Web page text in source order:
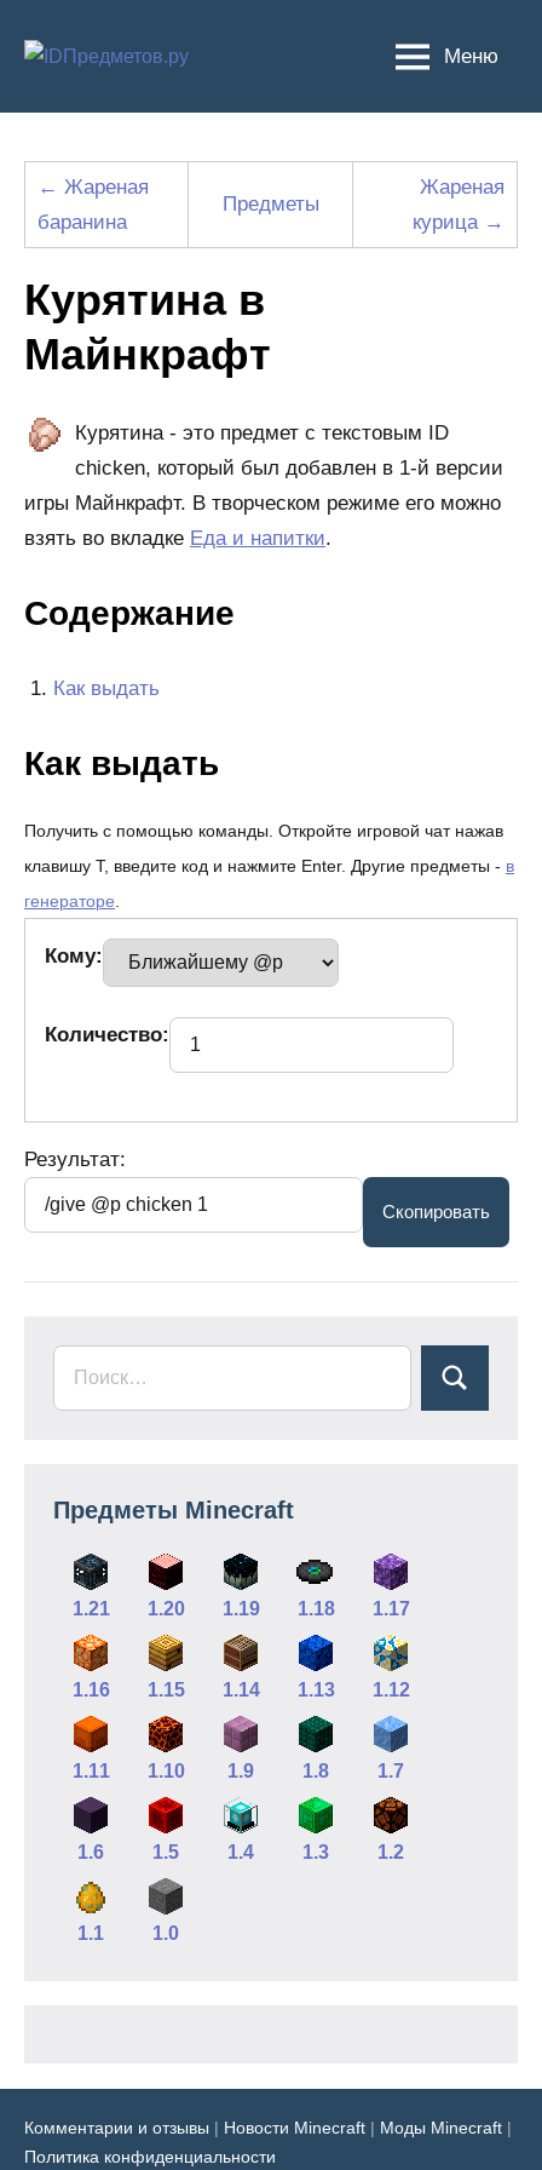
Меню
← Жареная
баранина
Предметы
Жареная
курица →
Курятина в
Майнкрафт
Курятина - это предмет с текстовым ID
chicken, который был добавлен в 1-й версии
игры Майнкрафт. В творческом режиме его можно
взять во вкладке Еда и напитки.
Содержание
Как выдать
Как выдать
Получить с помощью команды. Откройте игровой чат нажав
клавишу T, введите код и нажмите Enter. Другие предметы - в
генераторе.
Кому:
Количество:
Результат:
Предметы Minecraft
1.21 1.20 1.19 1.18 1.17
1.16 1.15 1.14 1.13 1.12
1.11 1.10 1.9 1.8 1.7
1.6 1.5 1.4 1.3 1.2
1.1 1.0
Комментарии и отзывы | Новости Minecraft | Моды Minecraft |
Политика конфиденциальности